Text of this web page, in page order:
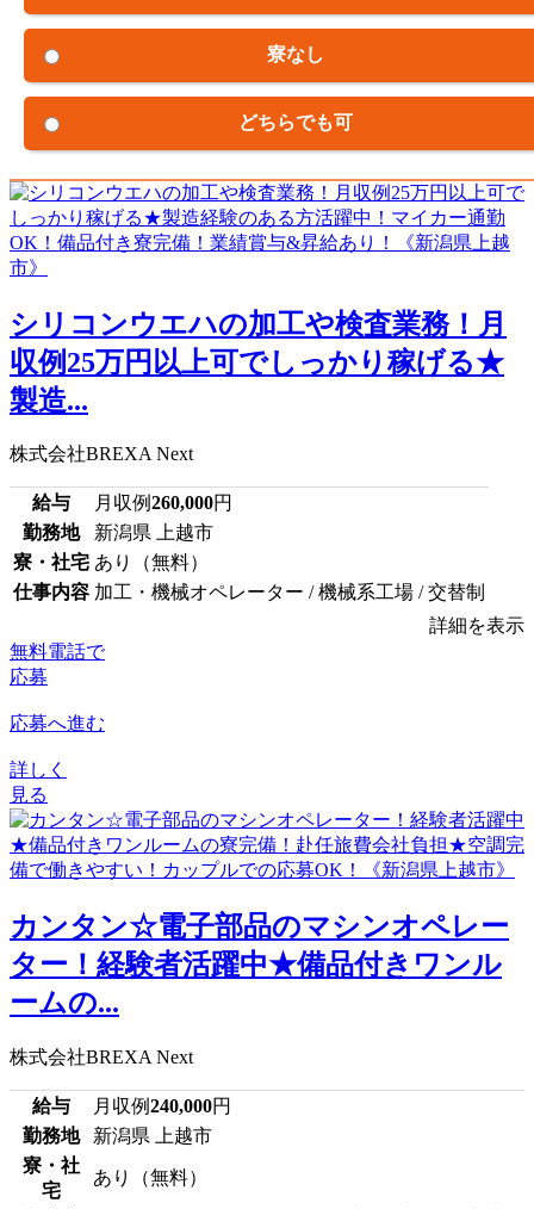
寮なし
どちらでも可
シリコンウエハの加工や検査業務！月
収例25万円以上可でしっかり稼げる★
製造...
株式会社BREXA Next
給与 月収例260,000円
勤務地
新潟県 上越市
寮・社宅 あり（無料）
仕事内容 加工・機械オペレーター / 機械系工場 / 交替制
詳細を表示
無料電話で
応募
応募へ進む
詳しく
見る
カンタン☆電子部品のマシンオペレー
ター！経験者活躍中★備品付きワンル
ームの...
株式会社BREXA Next
給与 月収例240,000円
勤務地
新潟県 上越市
寮・社
宅
あり（無料）